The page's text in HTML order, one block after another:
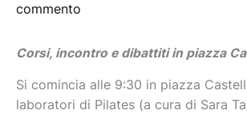
commento
Corsi, incontro e dibattiti in piazza
Si comincia alle 9:30 in piazza
laboratori di Pilates (a cura di Sara